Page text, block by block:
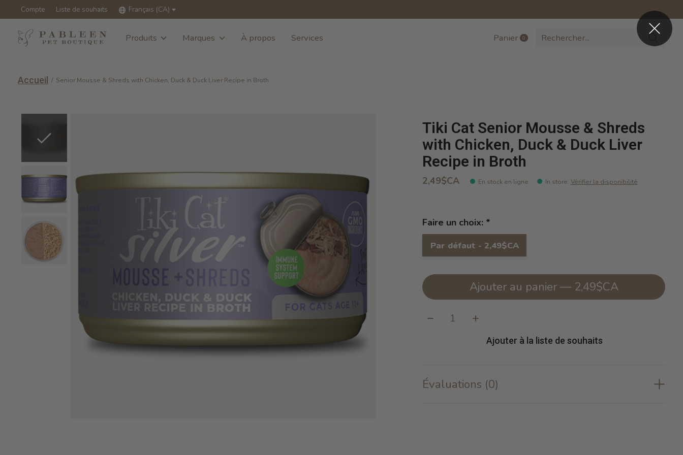
Compte Liste de souhaits Français (CA)
Produits Marques À propos Services Panier 0items
Accueil / Senior Mousse & Shreds with Chicken, Duck & Duck Liver Recipe in Broth
Tiki Cat Senior Mousse & Shreds
with Chicken, Duck & Duck Liver
Recipe in Broth
2,49$CA En stock en ligne In store: Vérifier la disponibilité
Faire un choix: *
Par défaut - 2,49$CA
Ajouter au panier — 2,49$CA
Quantité:
Ajouter à la liste de souhaits
Évaluations (0)